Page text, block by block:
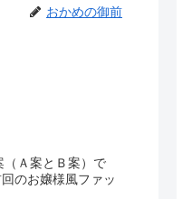
おかめの御前
Ａ案とＢ案）で
のお嬢様風ファッ